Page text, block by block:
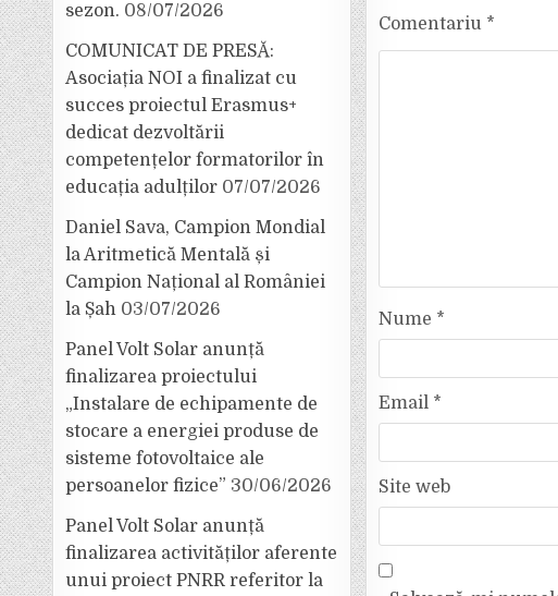
Comentariu *
Nume *
Email *
Site web
sezon. 08/07/2026
COMUNICAT DE PRESĂ:
Asociația NOI a finalizat cu
succes proiectul Erasmus+
dedicat dezvoltării
competențelor formatorilor în
educația adulților 07/07/2026
Daniel Sava, Campion Mondial
la Aritmetică Mentală și
Campion Național al României
la Șah 03/07/2026
Panel Volt Solar anunță
finalizarea proiectului
„Instalare de echipamente de
stocare a energiei produse de
sisteme fotovoltaice ale
persoanelor fizice” 30/06/2026
Panel Volt Solar anunță
finalizarea activităților aferente
unui proiect PNRR referitor la